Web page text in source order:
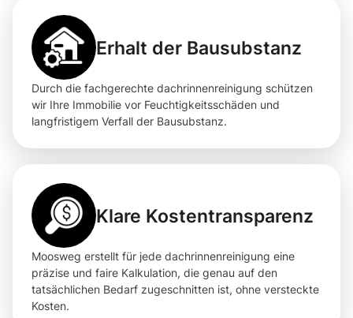
Erhalt der Bausubstanz
Durch die fachgerechte dachrinnenreinigung schützen
wir Ihre Immobilie vor Feuchtigkeitsschäden und
langfristigem Verfall der Bausubstanz.
Klare Kostentransparenz
Moosweg erstellt für jede dachrinnenreinigung eine
präzise und faire Kalkulation, die genau auf den
tatsächlichen Bedarf zugeschnitten ist, ohne versteckte
Kosten.